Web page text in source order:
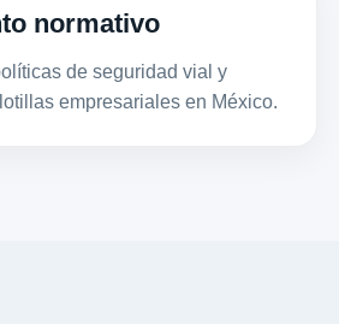
normativo
de seguridad vial y
empresariales en México.